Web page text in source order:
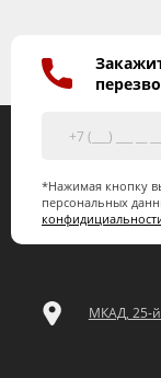
*Нажимая кнопку
персональных
МКАД, 25-й